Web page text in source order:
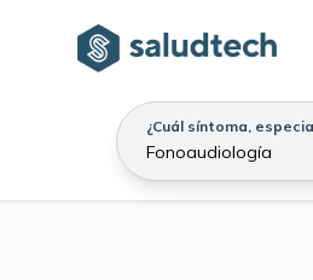
¿Cuál síntoma,